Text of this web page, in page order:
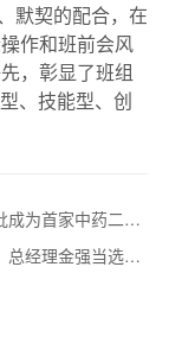
默契的配合，在
作和班前会风
，彰显了班组
、技能型、创
上一条：喜报！正大青春宝生产的冠心宁片获批成为首家中药二级保护品种
下一条：团结奋进，共谋发展，公司党委书记、总经理金强当选湖州市医药商会会长